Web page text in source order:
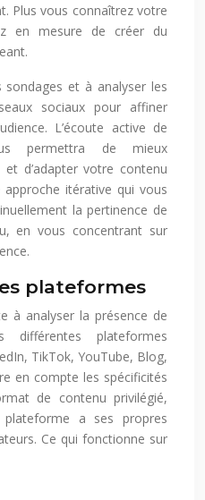
Plus vous connaîtrez votre
en mesure de créer du
sondages et à analyser les
sociaux pour affiner
L’écoute active de
permettra de mieux
d’adapter votre contenu
approche itérative qui vous
la pertinence de
en vous concentrant sur
plateformes
à analyser la présence de
plateformes
TikTok, YouTube, Blog,
en compte les spécificités
de contenu privilégié,
plateforme a ses propres
Ce qui fonctionne sur